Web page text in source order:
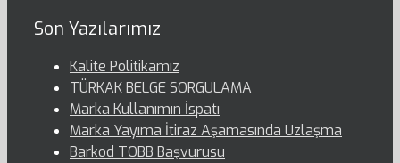
Son Yazılarımız
Kalite Politikamız
TÜRKAK BELGE SORGULAMA
Marka Kullanımın İspatı
Marka Yayıma İtiraz Aşamasında Uzlaşma
Barkod TOBB Başvurusu